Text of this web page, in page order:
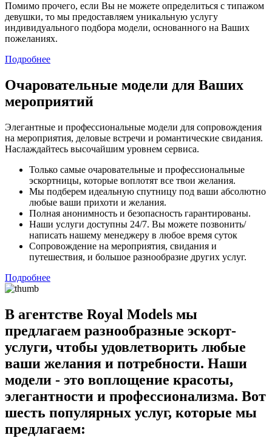
Помимо прочего, если Вы не можете определиться с типажом
девушки, то мы предоставляем уникальную услугу
индивидуального подбора модели, основанного на Ваших
пожеланиях.
Подробнее
Очаровательные модели для Ваших
мероприятий
Элегантные и профессиональные модели для сопровождения
на мероприятия, деловые встречи и романтические свидания.
Наслаждайтесь высочайшим уровнем сервиса.
Только самые очаровательные и профессиональные
эскортницы, которые воплотят все твои желания.
Мы подберем идеальную спутницу под ваши абсолютно
любые ваши прихоти и желания.
Полная анонимность и безопасность гарантированы.
Наши услуги доступны 24/7. Вы можете позвонить/
написать нашему менеджеру в любое время суток
Сопровождение на мероприятия, свидания и
путешествия, и большое разнообразие других услуг.
Подробнее
В агентстве Royal Models мы
предлагаем разнообразные эскорт-
услуги, чтобы удовлетворить любые
ваши желания и потребности. Наши
модели - это воплощение красоты,
элегантности и профессионализма. Вот
шесть популярных услуг, которые мы
предлагаем: